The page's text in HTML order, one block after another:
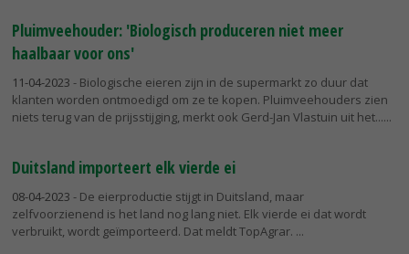
Pluimveehouder: 'Biologisch produceren niet meer
haalbaar voor ons'
11-04-2023 - Biologische eieren zijn in de supermarkt zo duur dat
klanten worden ontmoedigd om ze te kopen. Pluimveehouders zien
niets terug van de prijsstijging, merkt ook Gerd-Jan Vlastuin uit het...
Duitsland importeert elk vierde ei
08-04-2023 - De eierproductie stijgt in Duitsland, maar
zelfvoorzienend is het land nog lang niet. Elk vierde ei dat wordt
verbruikt, wordt geïmporteerd. Dat meldt TopAgrar.